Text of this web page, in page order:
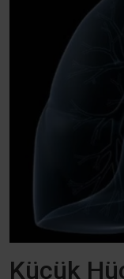
Küçük